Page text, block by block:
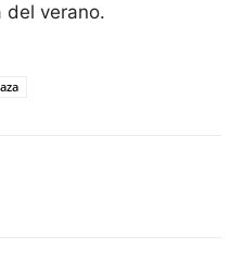
del verano.